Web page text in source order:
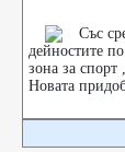
Със
дейностите
зона за спорт
Новата